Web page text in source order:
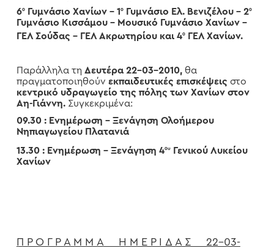
6οΓυμνάσιο Χανίων – 1 οΓυμνάσιο Ελ. Βενιζέλου – 2ο
Γυμνάσιο Κισσάμου – Μουσικό Γυμνάσιο Χανίων –
ΓΕΛ Σούδας – ΓΕΛ Ακρωτηρίου και 4οΓΕΛ Χανίων.
Παράλληλα τηΔευτέρα 22-03-2010, θα
πραγματοποιηθούν εκπαιδευτικές επισκέψεις στο
κεντρικό υδραγωγείο της πόλης των Χανίων στον
Αη-Γιάννη. Συγκεκριμένα:
09.30 : Ενημέρωση – Ξενάγηση Ολοήμερου
Νηπιαγωγείου Πλατανιά
13.30 : Ενημέρωση – Ξενάγηση 4ουΓενικού Λυκείου
Χανίων
Π Ρ Ο Γ Ρ Α Μ Μ Α Η Μ Ε Ρ Ι Δ Α Σ 22-03-